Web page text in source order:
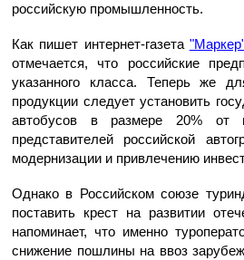
российскую промышленность.
Как пишет интернет-газета
отмечается, что российские
указанного класса. Теперь же
продукции следует установить
автобусов в размере 20% от
представителей российской
модернизации и привлечению
Однако в Российском союзе
поставить крест на развитии
напоминает, что именно
снижение пошлины на ввоз